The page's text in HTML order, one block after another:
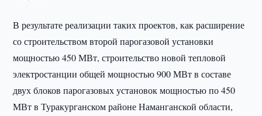
В результате реализации таких проектов, как расширение
со строительством второй парогазовой установки
мощностью 450 МВт, строительство новой тепловой
электростанции общей мощностью 900 МВт в составе
двух блоков парогазовых установок мощностью по 450
МВт в Туракурганском районе Наманганской области,